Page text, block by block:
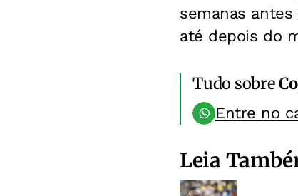
semanas
até depois do
Tudo sobre
Entre no
Leia